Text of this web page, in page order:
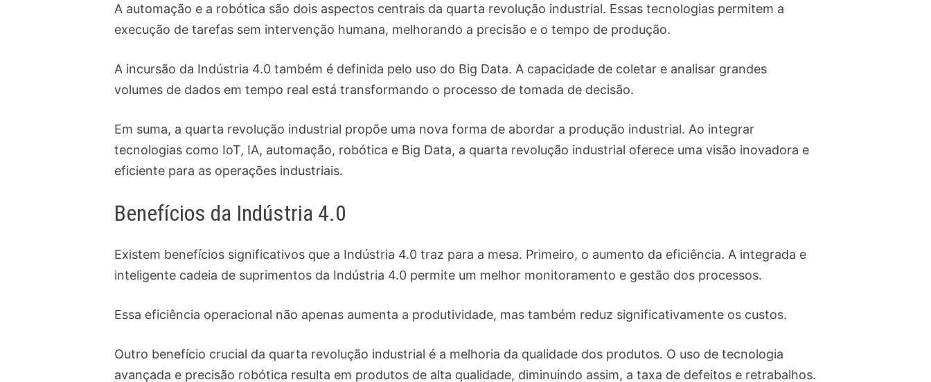
A automação e a robótica são dois aspectos centrais da quarta revolução industrial. Essas tecnologias permitem a
execução de tarefas sem intervenção humana, melhorando a precisão e o tempo de produção.
A incursão da Indústria 4.0 também é definida pelo uso do Big Data. A capacidade de coletar e analisar grandes
volumes de dados em tempo real está transformando o processo de tomada de decisão.
Em suma, a quarta revolução industrial propõe uma nova forma de abordar a produção industrial. Ao integrar
tecnologias como IoT, IA, automação, robótica e Big Data, a quarta revolução industrial oferece uma visão inovadora e
eficiente para as operações industriais.
Benefícios da Indústria 4.0
Existem benefícios significativos que a Indústria 4.0 traz para a mesa. Primeiro, o aumento da eficiência. A integrada e
inteligente cadeia de suprimentos da Indústria 4.0 permite um melhor monitoramento e gestão dos processos.
Essa eficiência operacional não apenas aumenta a produtividade, mas também reduz significativamente os custos.
Outro benefício crucial da quarta revolução industrial é a melhoria da qualidade dos produtos. O uso de tecnologia
avançada e precisão robótica resulta em produtos de alta qualidade, diminuindo assim, a taxa de defeitos e retrabalhos.